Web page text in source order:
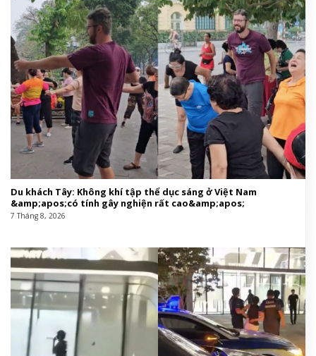
Du khách Tây: Không khí tập thể dục sáng ở Việt Nam
&amp;apos;có tính gây nghiện rất cao&amp;apos;
7 Tháng 8, 2026